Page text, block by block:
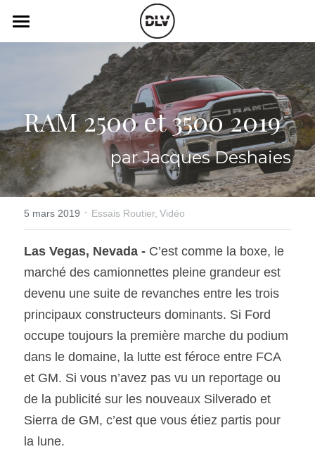
Actualité Auto
Électrique
Histoire de chars
Art Automobile
Essais Routier
Podcast
Radio FM
Télé RDS
Simulateur
Assurance
Rechercher
SOUMISSION RAPIDE
ASSURANCE
RAM 2500 et 3500 2019
par Jacques Deshaies
5 mars 2019 · Essais Routier, Vidéo
Las Vegas, Nevada - C’est comme la boxe, le
marché des camionnettes pleine grandeur est
devenu une suite de revanches entre les trois
principaux constructeurs dominants. Si Ford
occupe toujours la première marche du podium
dans le domaine, la lutte est féroce entre FCA
et GM. Si vous n’avez pas vu un reportage ou
de la publicité sur les nouveaux Silverado et
Sierra de GM, c’est que vous étiez partis pour
la lune.
LES CATÉGORIES DE LA BOUTIQUE
Toutes les catégories